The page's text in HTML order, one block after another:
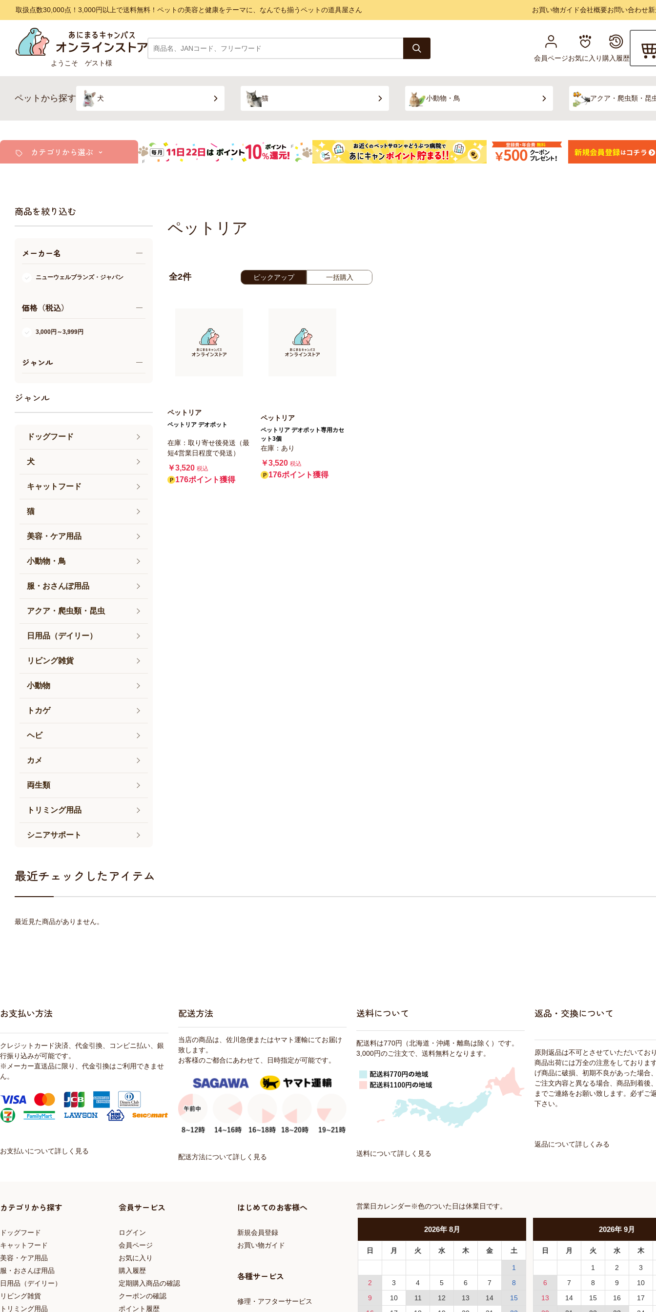
取扱点数30,000点！3,000円以上で送料無料！ペットの美容と健康をテーマに、なんでも揃うペットの道具屋さん お買い物ガイド会社概要お問い合わせ
ようこそ ゲスト様
会員ページお気に入り購入履歴
ペットから探す 犬 猫 小動物・鳥 アクア・爬虫類・昆
カテゴリから選ぶ
小動物・鳥
ドッグフード
美容・ケア用品
日用品（デイリー）
トリマーグッズ
商品を絞り込む
メーカー名
ニューウェルブランズ・ジャパン
価格（税込）
3,000円～3,999円
ジャンル
ジャンル
ドッグフード
犬
キャットフード
猫
美容・ケア用品
小動物・鳥
服・おさんぽ用品
アクア・爬虫類・昆虫
日用品（デイリー）
リビング雑貨
小動物
トカゲ
ヘビ
カメ
両生類
トリミング用品
シニアサポート
ペットリア
全2件 ピックアップ 一括購入
ペットリア
ペットリア デオポット
在庫：取り寄せ後発送（最
短4営業日程度で発送）
￥3,520 税込
176ポイント獲得
ペットリア
ペットリア デオポット専用カセ
ット3個
在庫：あり
￥3,520 税込
176ポイント獲得
最近チェックしたアイテム
最近見た商品がありません。
お支払い方法
クレジットカード決済、代金引換、コンビニ払い、銀
行振り込みが可能です。
※メーカー直送品に限り、代金引換はご利用できませ
ん。
お支払いについて詳しく見る
配送方法
当店の商品は、佐川急便またはヤマト運輸にてお届け
致します。
お客様のご都合にあわせて、日時指定が可能です。
配送方法について詳しく見る
送料について
配送料は770円（北海道・沖縄・離島は除く）です。
3,000円のご注文で、送料無料となります。
送料について詳しく見る
返品・交換について
原則返品は不可とさせていただいてお
商品出荷には万全の注意をしておりま
げ商品に破損、初期不良があった場合
ご注文内容と異なる場合、商品到着後
までご連絡をお願い致します。必ずご
下さい。
返品について詳しくみる
カテゴリから探す
ドッグフード
キャットフード
美容・ケア用品
服・おさんぽ用品
日用品（デイリー）
リビング雑貨
トリミング用品
会員サービス
ログイン
会員ページ
お気に入り
購入履歴
定期購入商品の確認
クーポンの確認
ポイント履歴
はじめてのお客様へ
新規会員登録
お買い物ガイド
各種サービス
修理・アフターサービス
営業日カレンダー※色のついた日は休業日です。
2026年 8月
日 月 火 水 木 金 土
1
2
3 4 5 6 7
8
9
10 11 12 13 14
15
2026年9月
日 月 火 水 木
1 2
3
6
7 8 9
10
13
14 15 16
17